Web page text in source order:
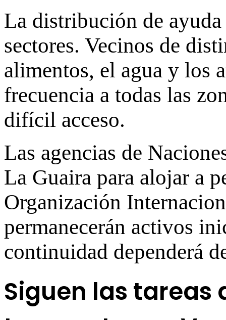
La distribución de
sectores. Vecinos de
alimentos, el agua y los
frecuencia a todas las
difícil acceso.
Las agencias de
La Guaira para alojar a
Organización
permanecerán activos
continuidad dependerá
Siguen las tareas